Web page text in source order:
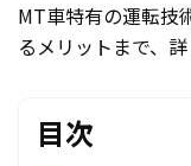
MT車特有の運転技
るメリットまで、詳
目次